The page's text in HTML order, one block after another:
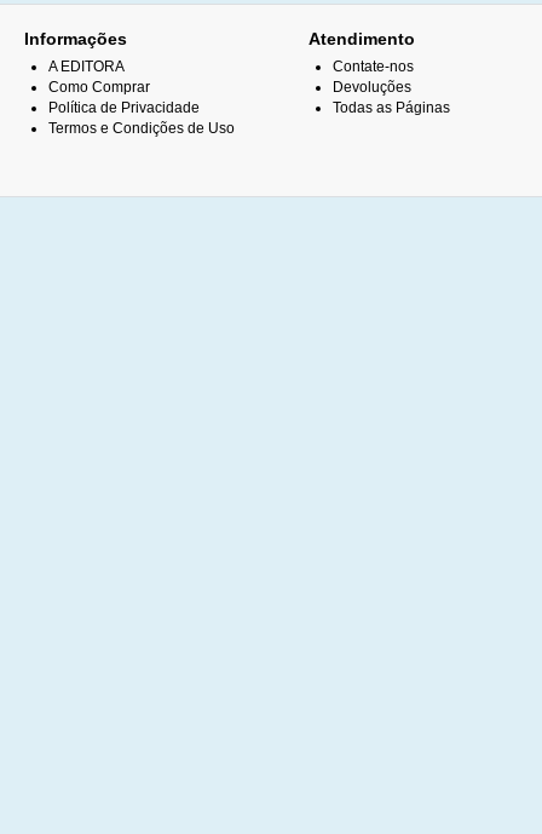
Informações
A EDITORA
Como Comprar
Política de Privacidade
Termos e Condições de Uso
Atendimento
Contate-nos
Devoluções
Todas as Páginas